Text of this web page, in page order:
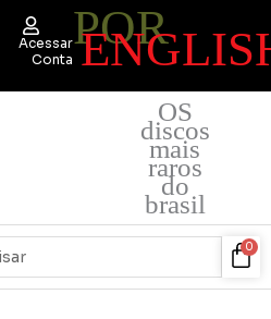
Acessar
Conta
POR
OS
discos
mais
raros
do
brasil
0